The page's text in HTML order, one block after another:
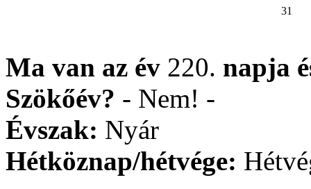
31
Ma van az év 220. napja
Szökőév? - Nem! -
Évszak: Nyár
Hétköznap/hétvége: